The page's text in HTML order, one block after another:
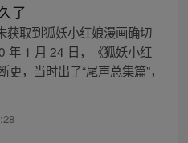
了
取到狐妖小红娘漫画确切
年 1 月 24 日，《狐妖小红
，当时出了“尾声总集篇”，